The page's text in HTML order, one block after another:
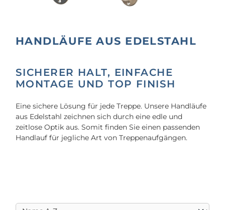
HANDLÄUFE AUS EDELSTAHL
SICHERER HALT, EINFACHE
MONTAGE UND TOP FINISH
Eine sichere Lösung für jede Treppe. Unsere Handläufe
aus Edelstahl zeichnen sich durch eine edle und
zeitlose Optik aus. Somit finden Sie einen passenden
Handlauf für jegliche Art von Treppenaufgängen.